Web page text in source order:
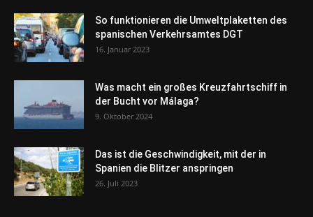
So funktionieren die Umweltplaketten des
spanischen Verkehrsamtes DGT
16. Januar 2023
Was macht ein großes Kreuzfahrtschiff in
der Bucht vor Málaga?
9. Oktober 2024
Das ist die Geschwindigkeit, mit der in
Spanien die Blitzer anspringen
26. Juli 2023